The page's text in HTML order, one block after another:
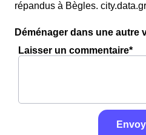
répandus à Bègles.
Déménager dans une autre
Laisser un commentaire*